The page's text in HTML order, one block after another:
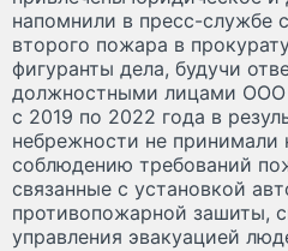
напомнили в пресс-службе
второго пожара в
фигуранты дела, будучи
должностными лицами
с 2019 по 2022 года в
небрежности не
соблюдению требований
связанные с установкой
противопожарной зашиты,
управления эвакуацией